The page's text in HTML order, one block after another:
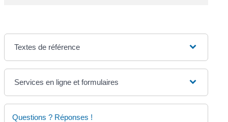
Textes de référence
Services en ligne et formulaires
Questions ? Réponses !